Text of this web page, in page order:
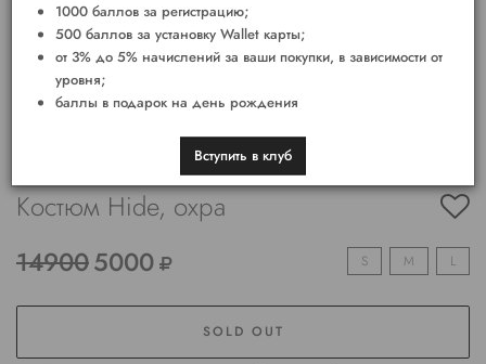
Костюм Hide, охра
149005000 S M L
SOLD OUT
1000 баллов за регистрацию;
500 баллов за установку Wallet карты;
от 3% до 5% начислений за ваши покупки, в зависимости от
уровня;
баллы в подарок на день рождения
Вступить в клуб